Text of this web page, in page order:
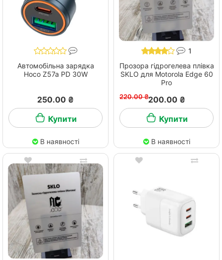
Автомобільна зарядка
Hoco Z57a PD 30W
250.00 ₴
Купити
В наявності
1
Прозора гідрогелева плівка
SKLO для Motorola Edge 60
Pro
220.00 ₴200.00 ₴
Купити
В наявності